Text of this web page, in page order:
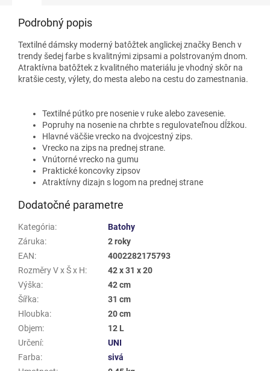
Podrobný popis
Textilné dámsky moderný batôžtek anglickej značky Bench v
trendy šedej farbe s kvalitnými zipsami a polstrovaným dnom.
Atraktívna batôžtek z kvalitného materiálu je vhodný skôr na
kratšie cesty, výlety, do mesta alebo na cestu do zamestnania.
Textilné pútko pre nosenie v ruke alebo zavesenie.
Popruhy na nosenie na chrbte s regulovateľnou dĺžkou.
Hlavné väčšie vrecko na dvojcestný zips.
Vrecko na zips na prednej strane.
Vnútorné vrecko na gumu
Praktické koncovky zipsov
Atraktívny dizajn s logom na prednej strane
Dodatočné parametre
Kategória:
Batohy
Záruka:
2 roky
EAN:
4002282175793
Rozměry V x Š x H:
42 x 31 x 20
Výška:
42 cm
Šířka:
31 cm
Hloubka:
20 cm
Objem:
12 L
Určení:
UNI
Farba:
sivá